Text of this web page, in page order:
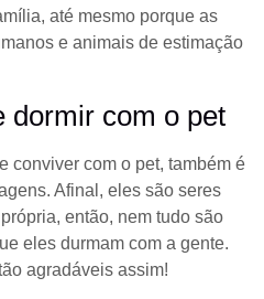
até mesmo porque as
e animais de estimação
dormir com o pet
conviver com o pet, também é
Afinal, eles são seres
então, nem tudo são
eles durmam com a gente.
agradáveis assim!